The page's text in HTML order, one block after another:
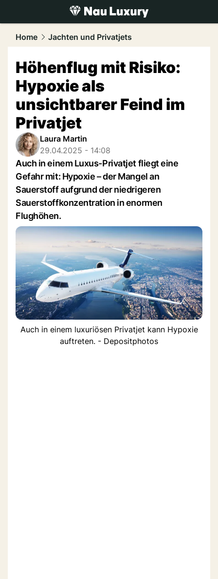
luxury.NAU.ch
Home Jachten und Privatjets
Höhenflug mit Risiko:
Hypoxie als
unsichtbarer Feind im
Privatjet
Laura Martin
29.04.2025 - 14:08
Auch in einem Luxus-Privatjet fliegt eine
Gefahr mit: Hypoxie – der Mangel an
Sauerstoff aufgrund der niedrigeren
Sauerstoffkonzentration in enormen
Flughöhen.
Auch in einem luxuriösen Privatjet kann Hypoxie
auftreten. - Depositphotos